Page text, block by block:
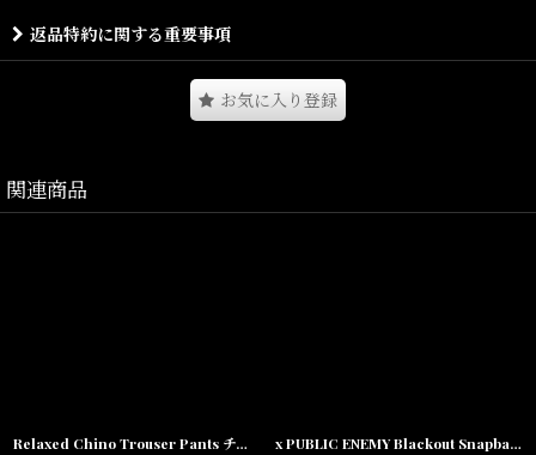
となっております。
フロントにはVintageシーンでもお馴染みの”Ohio State” University
のカレッジロゴをモチーフにした、 “Ohhh Shit!!”のレタードがラバ
ープリントで入ります。
とインパクトがINTERBREEDらしい1枚です。
素材/Cotton
返品特約に関する重要事項
お気に入り登録
関連商品
Relaxed Chino Trouser Pants チノ イージー パンツ タック パンツ Navy Black x PUBLIC ENEMY Blackout Snapback Cap パブリック エネミー ブラックアウト スナップバック キャップ 帽子